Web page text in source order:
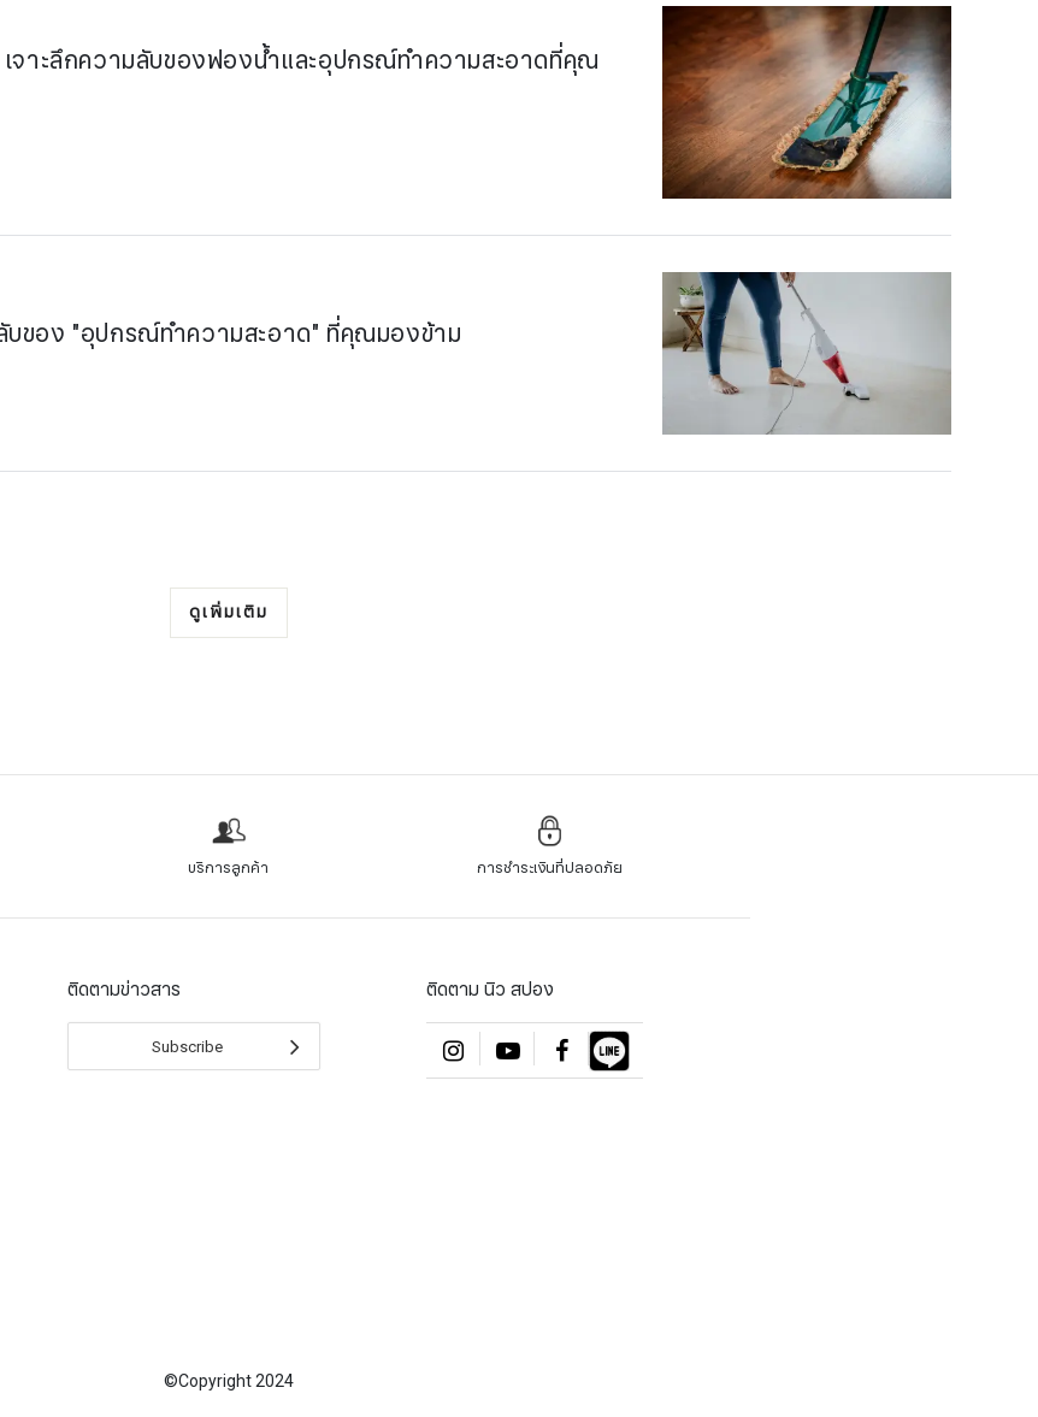
เจาะลึกความลับของฟองน้ำและอุปกรณ์ทำความสะอาดที่คุณ
บของ "อุปกรณ์ทำความสะอาด" ที่คุณมองข้าม
ดูเพิ่มเติม
บริการลูกค้า การชำระเงินที่ปลอดภัย
ติดตามข่าวสาร
Subscribe
ติดตาม นิว สปอง
©Copyright 2024